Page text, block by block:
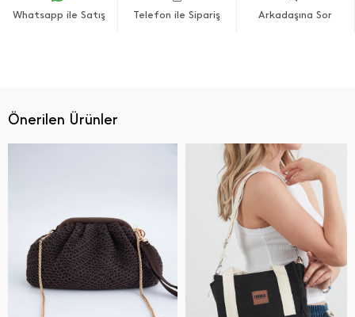
Whatsapp ile Satış Telefon ile Sipariş Arkadaşına Sor
Önerilen Ürünler